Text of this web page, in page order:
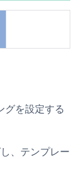
グを設定する
、テンプレー